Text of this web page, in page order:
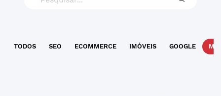
TODOS SEO ECOMMERCE IMÓVEIS GOOGLE